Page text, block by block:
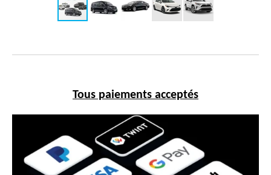
Tous paiements acceptés